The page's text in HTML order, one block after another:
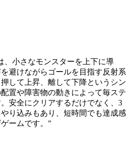
、小さなモンスターを上下に導
避けながらゴールを目指す反射系
して上昇、離して下降というシン
置や障害物の動きによって毎ステ
安全にクリアするだけでなく、3
り込みもあり、短時間でも達成感
ームです。 ”